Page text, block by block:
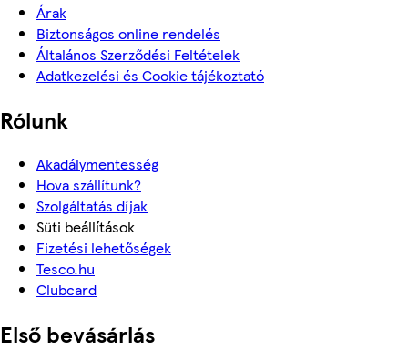
Árak
Biztonságos online rendelés
Általános Szerződési Feltételek
Adatkezelési és Cookie tájékoztató
Rólunk
Akadálymentesség
Hova szállítunk?
Szolgáltatás díjak
Süti beállítások
Fizetési lehetőségek
Tesco.hu
Clubcard
Első bevásárlás